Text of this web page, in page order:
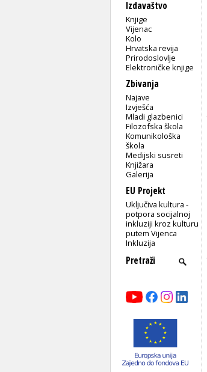
Izdavaštvo
Knjige
Vijenac
Kolo
Hrvatska revija
Prirodoslovlje
Elektroničke knjige
Zbivanja
Najave
Izvješća
Mladi glazbenici
Filozofska škola
Komunikološka
škola
Medijski susreti
Knjižara
Galerija
EU Projekt
Uključiva kultura -
potpora socijalnoj
inkluziji kroz kulturu
putem Vijenca
Inkluzija